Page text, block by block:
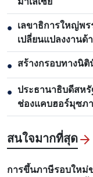
● เลขาธิการใหญ่พร
เปลี่ยนแปลงงาน
ฐาน
● สร้างกรอบทางนิ
● ประธานาธิบดีสหรั
ช่องแคบฮอร์มุซภ
สนใจมากที่สุด
การขึ้นภาษีรอบใหม่